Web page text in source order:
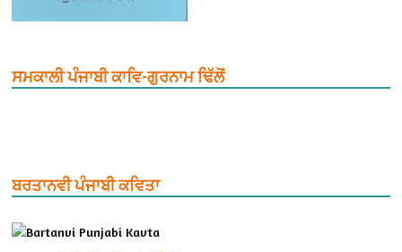
ਸਮਕਾਲੀ ਪੰਜਾਬੀ ਕਾਵਿ-ਗੁਰਨਾਮ ਢਿੱਲੋਂ
ਬਰਤਾਨਵੀ ਪੰਜਾਬੀ ਕਵਿਤਾ